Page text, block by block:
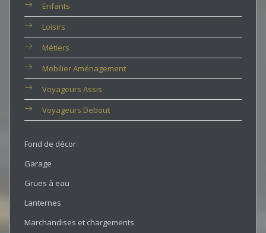
Enfants
Loisirs
Métiers
Mobilier Aménagement
Voyageurs Assis
Voyageurs Debout
Fond de décor
Garage
Grues à eau
Lanternes
Marchandises et chargements